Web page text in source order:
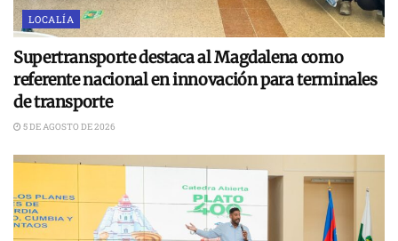
LOCALÍA
Supertransporte destaca al Magdalena como
referente nacional en innovación para terminales
de transporte
5 DE AGOSTO DE 2026